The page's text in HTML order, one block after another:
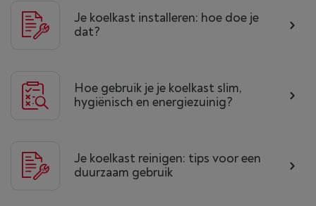
Je koelkast installeren: hoe doe je
dat?
Hoe gebruik je je koelkast slim,
hygiënisch en energiezuinig?
Je koelkast reinigen: tips voor een
duurzaam gebruik